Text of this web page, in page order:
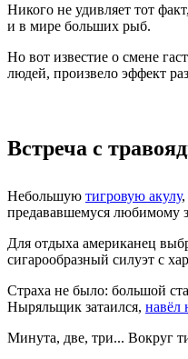
Никого не удивляет тот
и в мире больших рыб.
Но вот известие о смене
людей, произвело эффект
Встреча с
Небольшую тигровую акулу,
предававшемуся любимому
Для отдыха американец
сигарообразный силуэт с
Страха не было: большой
Ныряльщик затаился, навёл
Минута, две, три... Вокруг